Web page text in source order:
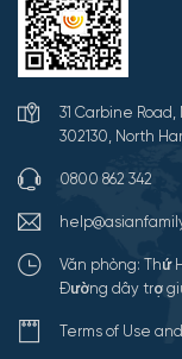
31 Carbine
302130, North
0800 862 342
Văn phòng: Thứ
Đường dây trợ
Terms of Use